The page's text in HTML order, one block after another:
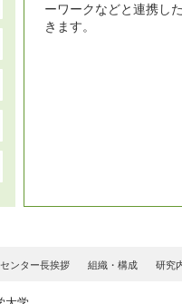
ーワークなどと連携し
きます。
ンター長挨拶 組織・構成 研究